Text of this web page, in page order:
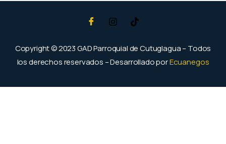
Copyright © 2023 GAD Parroquial de Cutuglagua – Todos
los derechos reservados – Desarrollado porEcuanegos